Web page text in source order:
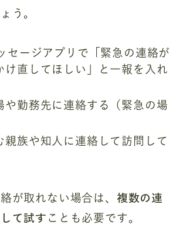
う。
セージアプリで「緊急の連絡が
け直してほしい」と一報を入れ
や勤務先に連絡する（緊急の場
親族や知人に連絡して訪問して
が取れない場合は、 複数の連
て試す ことも必要です。